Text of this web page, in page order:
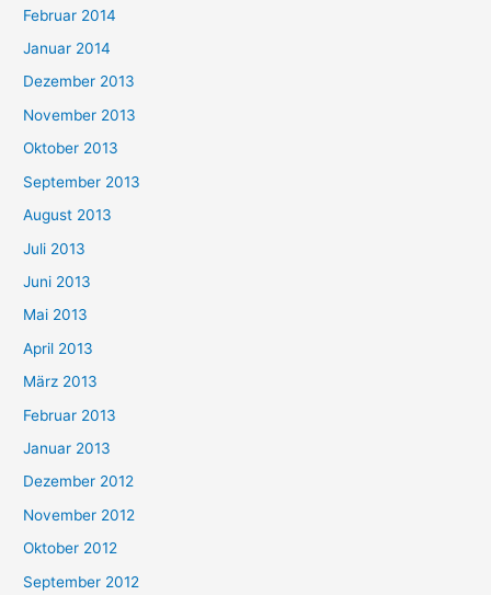
Februar 2014
Januar 2014
Dezember 2013
November 2013
Oktober 2013
September 2013
August 2013
Juli 2013
Juni 2013
Mai 2013
April 2013
März 2013
Februar 2013
Januar 2013
Dezember 2012
November 2012
Oktober 2012
September 2012